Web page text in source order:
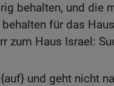
behalten, und die
für das
zum Haus Israel:
und geht nicht